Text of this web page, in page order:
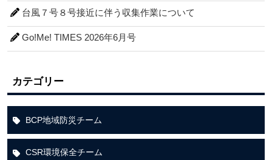
台風７号８号接近に伴う収集作業について
Go!Me! TIMES 2026年6月号
カテゴリー
BCP地域防災チーム
CSR環境保全チーム